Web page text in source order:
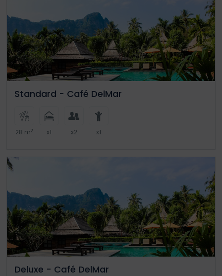
Standard - Café DelMar
28 m2 x1 x2 x1
Deluxe - Café DelMar